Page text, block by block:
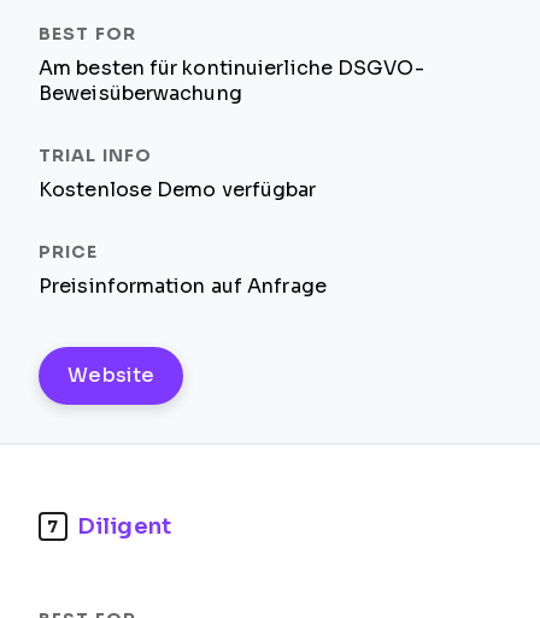
Am besten für kontinuierliche DSGVO-
Beweisüberwachung
Kostenlose Demo verfügbar
Preisinformation auf Anfrage
Website
7 Diligent